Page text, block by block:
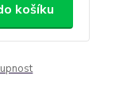
košíku